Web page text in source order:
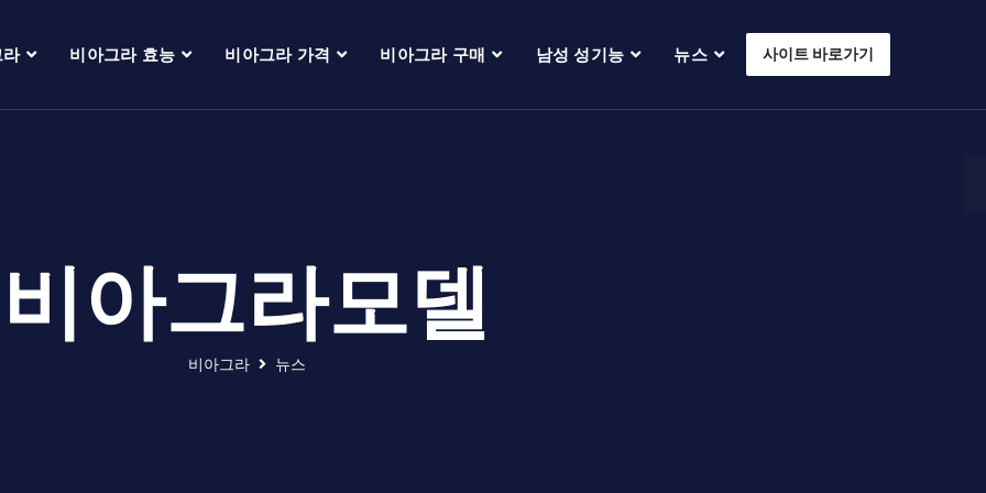
비아그라 효능 비아그라 가격 비아그라 구매 남성 성기능 뉴스 사이트 바로가기
비아그라모델
비아그라 뉴스